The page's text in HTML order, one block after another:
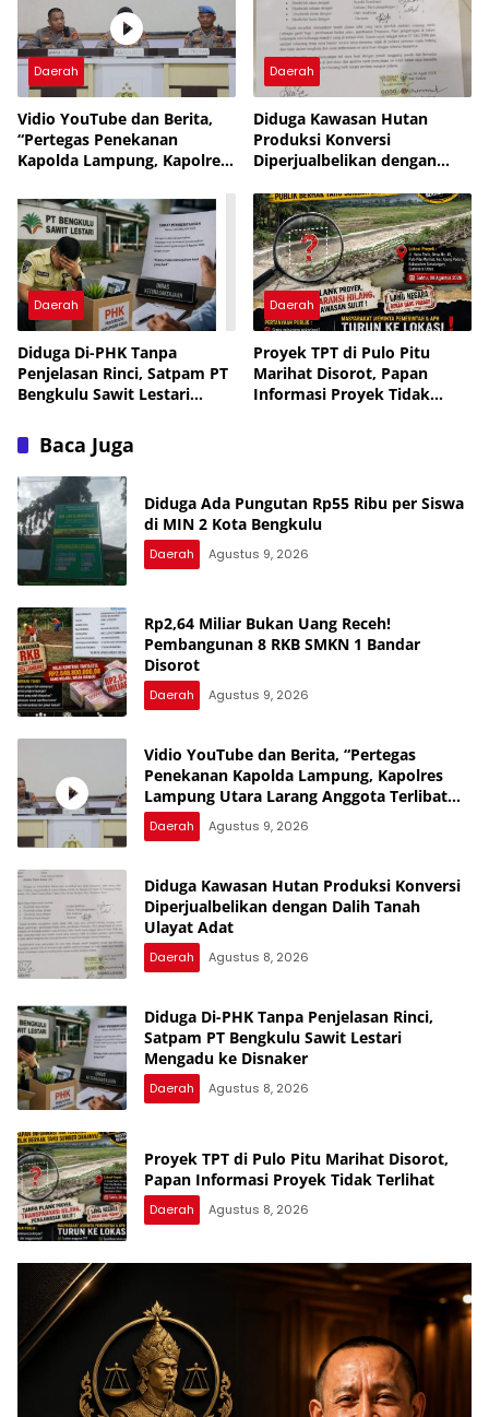
Daerah
Vidio YouTube dan Berita,
“Pertegas Penekanan
Kapolda Lampung, Kapolres
Anggota Terlibat Narkoba,
Judol, KDRT dan
Perselingkuhan”
Daerah
Diduga Kawasan Hutan
Produksi Konversi
Diperjualbelikan dengan
Daerah
Diduga Di-PHK Tanpa
Penjelasan Rinci, Satpam PT
Bengkulu Sawit Lestari
Daerah
Proyek TPT di Pulo Pitu
Marihat Disorot, Papan
Informasi Proyek Tidak
Baca Juga
Diduga Ada Pungutan Rp55 Ribu per Siswa
di MIN 2 Kota Bengkulu
Daerah Agustus 9, 2026
Rp2,64 Miliar Bukan Uang Receh!
Pembangunan 8 RKB SMKN 1 Bandar
Disorot
Daerah Agustus 9, 2026
Vidio YouTube dan Berita, “Pertegas
Penekanan Kapolda Lampung, Kapolres
Lampung Utara Larang Anggota Terlibat
Narkoba, Judol, KDRT dan Perselingkuhan”
Daerah Agustus 9, 2026
Diduga Kawasan Hutan Produksi Konversi
Diperjualbelikan dengan Dalih Tanah
Ulayat Adat
Daerah Agustus 8, 2026
Diduga Di-PHK Tanpa Penjelasan Rinci,
Satpam PT Bengkulu Sawit Lestari
Mengadu ke Disnaker
Daerah Agustus 8, 2026
Proyek TPT di Pulo Pitu Marihat Disorot,
Papan Informasi Proyek Tidak Terlihat
Daerah Agustus 8, 2026